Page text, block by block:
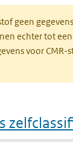
geen
echter tot
voor CMR-